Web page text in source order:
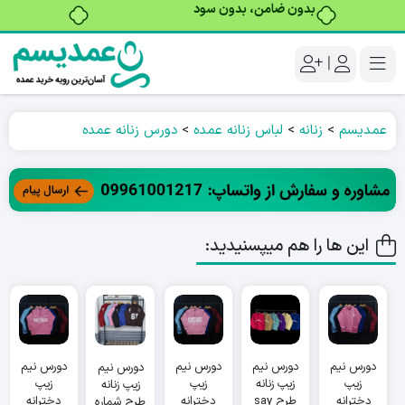
بدون ضامن، بدون سود
|
عمدیسم > زنانه > لباس زنانه عمده > دورس زنانه عمده
این ها را هم میپسنیدید:
دورس نیم
زیپ
دورس نیم
زیپ زنانه
دورس نیم
زیپ
دورس نیم
زیپ زنانه
دورس نیم
زیپ